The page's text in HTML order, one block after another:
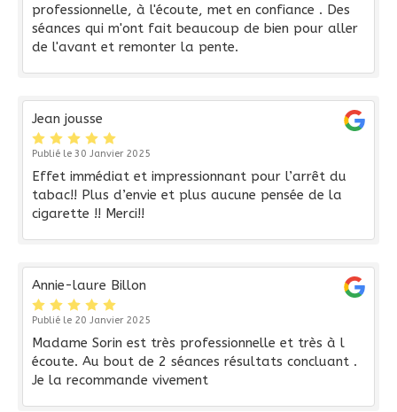
professionnelle, à l'écoute, met en confiance . Des
séances qui m'ont fait beaucoup de bien pour aller
de l'avant et remonter la pente.
Jean jousse
Publié le 30 Janvier 2025
Effet immédiat et impressionnant pour l’arrêt du
tabac!! Plus d’envie et plus aucune pensée de la
cigarette !! Merci!!
Annie-laure Billon
Publié le 20 Janvier 2025
Madame Sorin est très professionnelle et très à l
écoute. Au bout de 2 séances résultats concluant .
Je la recommande vivement